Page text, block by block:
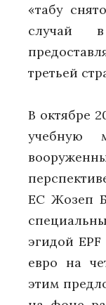
«табу
случай
третьей
В октябре
учебную
ЕС Жозеп
эгидой
евро на
этим